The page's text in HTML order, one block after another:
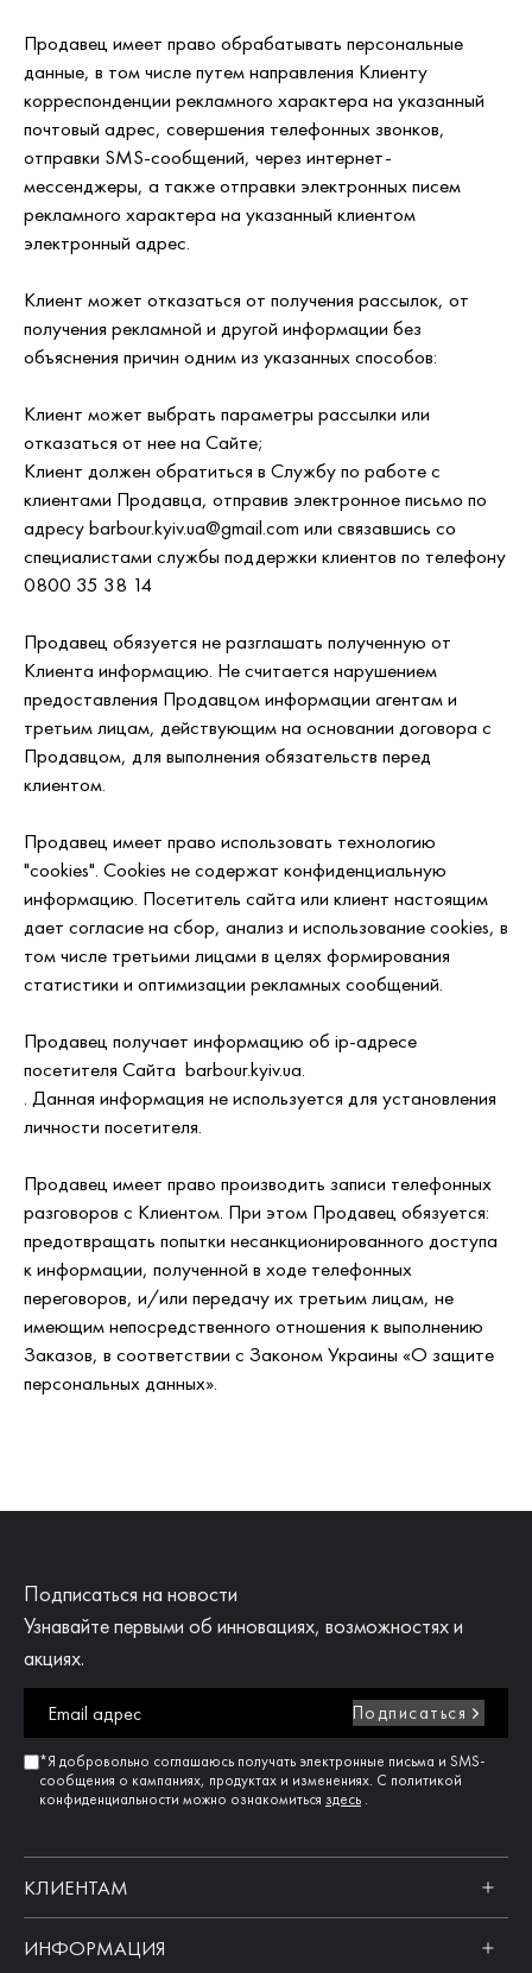
Продавец имеет право обрабатывать персональные
данные, в том числе путем направления Клиенту
корреспонденции рекламного характера на указанный
почтовый адрес, совершения телефонных звонков,
отправки SMS-сообщений, через интернет-
мессенджеры, а также отправки электронных писем
рекламного характера на указанный клиентом
электронный адрес.
Клиент может отказаться от получения рассылок, от
получения рекламной и другой информации без
объяснения причин одним из указанных способов:
Клиент может выбрать параметры рассылки или
отказаться от нее на Сайте;
Клиент должен обратиться в Службу по работе с
клиентами Продавца, отправив электронное письмо по
адресу barbour.kyiv.ua@gmail.com или связавшись со
специалистами службы поддержки клиентов по телефону
0800 35 38 14
Продавец обязуется не разглашать полученную от
Клиента информацию. Не считается нарушением
предоставления Продавцом информации агентам и
третьим лицам, действующим на основании договора с
Продавцом, для выполнения обязательств перед
клиентом.
Продавец имеет право использовать технологию
"cookies". Cookies не содержат конфиденциальную
информацию. Посетитель сайта или клиент настоящим
дает согласие на сбор, анализ и использование cookies, в
том числе третьими лицами в целях формирования
статистики и оптимизации рекламных сообщений.
Продавец получает информацию об ip-адресе
посетителя Сайта barbour.kyiv.ua.
. Данная информация не используется для установления
личности посетителя.
Продавец имеет право производить записи телефонных
разговоров с Клиентом. При этом Продавец обязуется:
предотвращать попытки несанкционированного доступа
к информации, полученной в ходе телефонных
переговоров, и/или передачу их третьим лицам, не
имеющим непосредственного отношения к выполнению
Заказов, в соответствии с Законом Украины «О защите
персональных данных».
Подписаться на новости
Узнавайте первыми об инновациях, возможностях и
акциях.
Подписаться
*Я добровольно соглашаюсь получать электронные письма и SMS-
сообщения о кампаниях, продуктах и изменениях. С политикой
конфиденциальности можно ознакомиться здесь .
КЛИЕНТАМ
ИНФОРМАЦИЯ